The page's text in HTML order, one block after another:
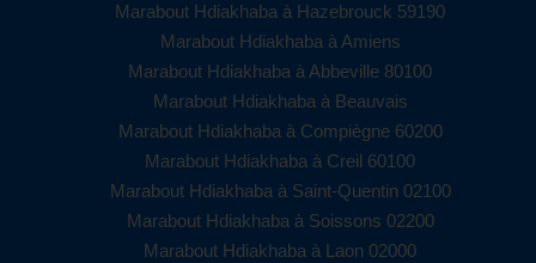
Marabout Hdiakhaba à Hazebrouck 59190
Marabout Hdiakhaba à Amiens
Marabout Hdiakhaba à Abbeville 80100
Marabout Hdiakhaba à Beauvais
Marabout Hdiakhaba à Compiègne 60200
Marabout Hdiakhaba à Creil 60100
Marabout Hdiakhaba à Saint-Quentin 02100
Marabout Hdiakhaba à Soissons 02200
Marabout Hdiakhaba à Laon 02000